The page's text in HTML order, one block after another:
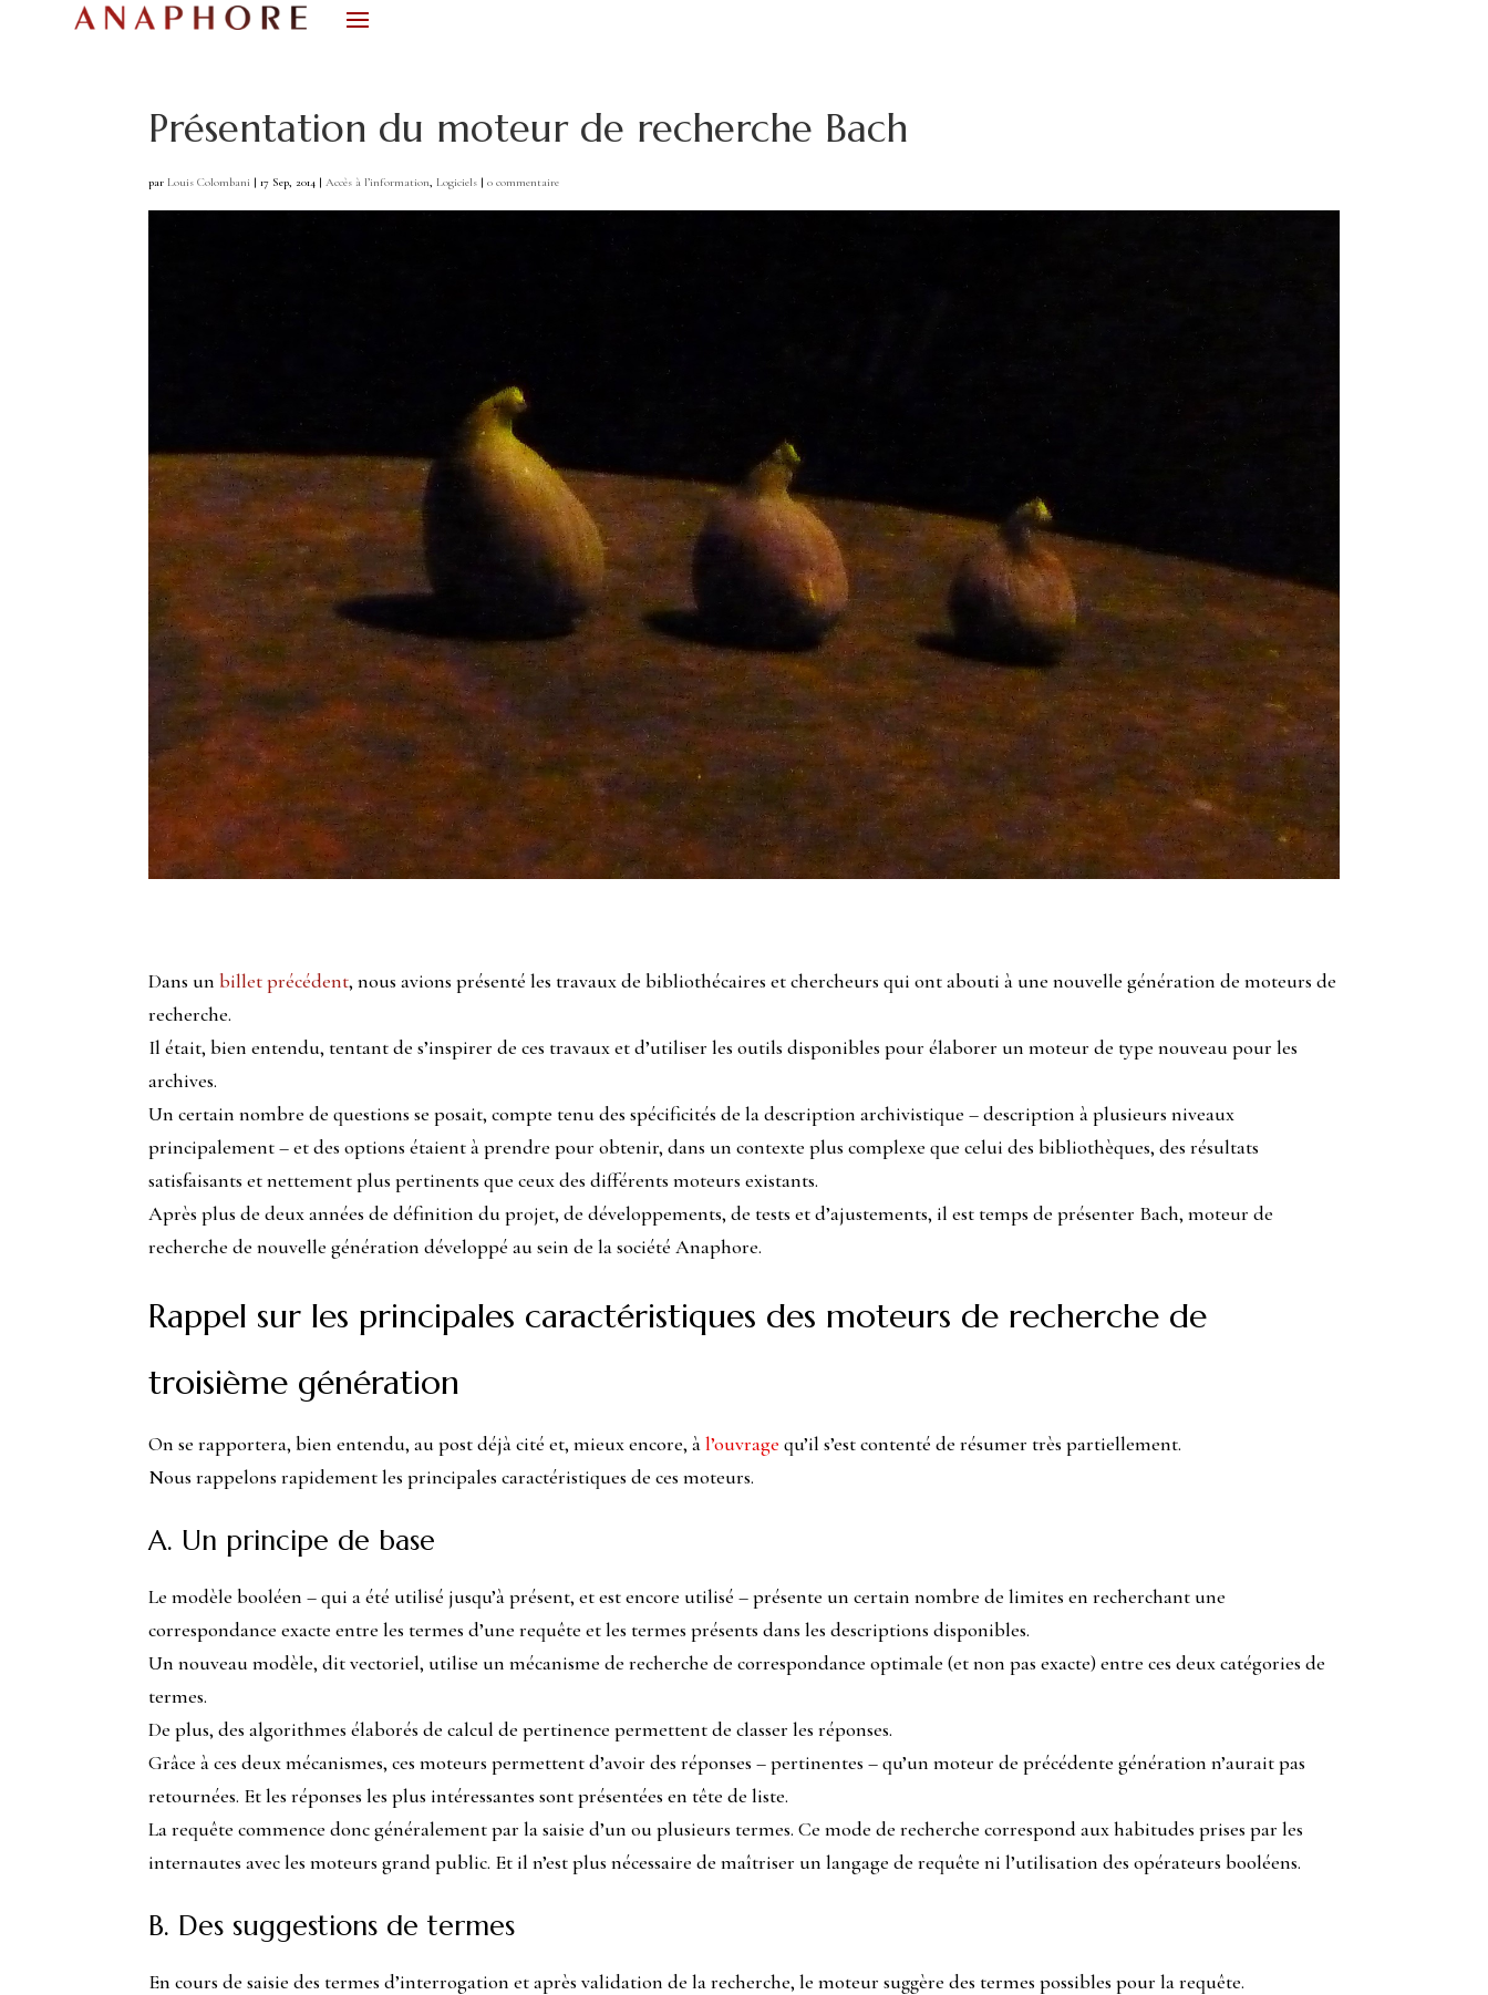
Présentation du moteur de recherche Bach
parLouis Colombani |17 Sep, 2014 |Accès à l’information,Logiciels |0 commentaire
Dans unbillet précédent, nous avions présenté les travaux de bibliothécaires et chercheurs qui ont abouti à une nouvelle générationde moteurs de
recherche.
Il était, bien entendu, tentant de s’inspirer de ces travaux et d’utiliser les outils disponibles pour élaborer un moteur de type nouveau pour les
archives.
Un certain nombre de questions se posait, compte tenu des spécificités de la description archivistique – description à plusieurs niveaux
principalement – et des options étaient à prendre pour obtenir, dans un contexte plus complexe que celui des bibliothèques, des résultats
satisfaisants et nettement plus pertinents que ceux des différents moteurs existants.
Après plus de deux années de définition du projet, de développements, de tests et d’ajustements, il est temps de présenter Bach, moteur de
recherche de nouvelle génération développé au sein de la société Anaphore.
Rappel sur les principales caractéristiques des moteurs de recherche de
troisième génération
On se rapportera, bien entendu, au post déjà cité et, mieux encore, àl’ouvrage qu’il s’est contenté de résumer très partiellement.
Nous rappelons rapidement les principales caractéristiques de ces moteurs.
A. Un principe de base
Le modèle booléen – qui a été utilisé jusqu’à présent, et est encore utilisé – présente un certain nombre de limites en recherchant une
correspondance exacte entre les termes d’une requête et les termes présents dans les descriptions disponibles.
Un nouveau modèle, dit vectoriel, utilise un mécanisme de recherche de correspondance optimale (et non pas exacte) entre ces deux catégories de
termes.
De plus, des algorithmes élaborés de calcul de pertinence permettent de classer les réponses.
Grâce à ces deux mécanismes, ces moteurs permettent d’avoir des réponses – pertinentes – qu’un moteur de précédente génération n’aurait pas
retournées. Et les réponses les plus intéressantes sont présentées en tête de liste.
La requête commence donc généralement par la saisie d’un ou plusieurs termes. Ce mode de recherche correspond aux habitudes prises par les
internautes avec les moteurs grand public. Et il n’est plus nécessaire de maîtriser un langage de requête ni l’utilisation des opérateurs booléens.
B. Des suggestions de termes
En cours de saisie des termes d’interrogation et après validation de la recherche, le moteur suggère des termes possibles pour la requête.